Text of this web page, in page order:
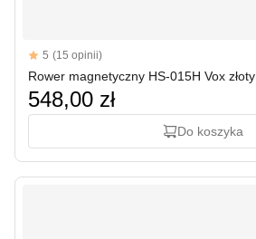
Reviews
5 out of 5 stars
5 (15 opinii)
Rower magnetyczny HS-015H Vox złoty
548,00 zł
Do koszyka